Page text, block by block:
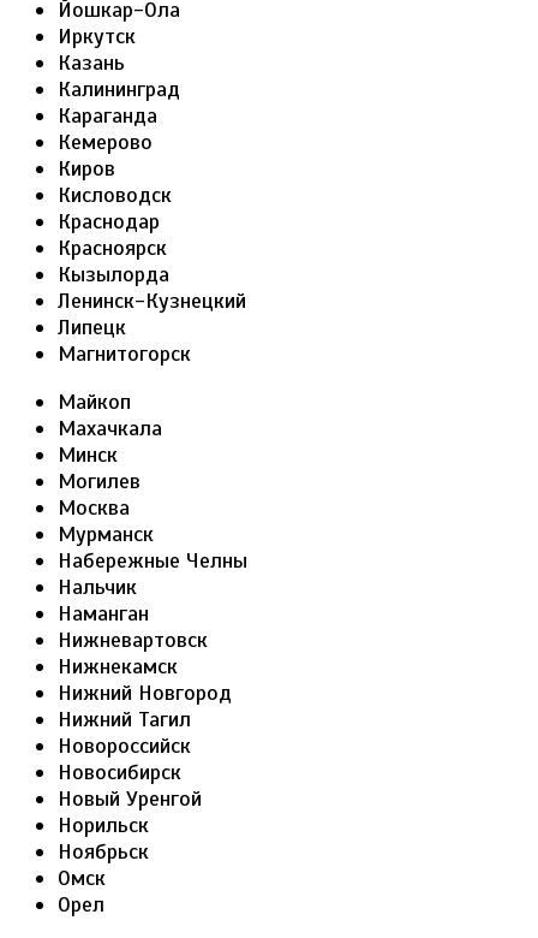
Йошкар-Ола
Иркутск
Казань
Калининград
Караганда
Кемерово
Киров
Кисловодск
Краснодар
Красноярск
Кызылорда
Ленинск-Кузнецкий
Липецк
Магнитогорск
Майкоп
Махачкала
Минск
Могилев
Москва
Мурманск
Набережные Челны
Нальчик
Наманган
Нижневартовск
Нижнекамск
Нижний Новгород
Нижний Тагил
Новороссийск
Новосибирск
Новый Уренгой
Норильск
Ноябрьск
Омск
Орел